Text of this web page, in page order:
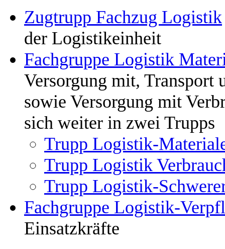
Zugtrupp Fachzug Logistik
der Logistikeinheit
Fachgruppe Logistik
Versorgung mit, Transport
sowie Versorgung mit
sich weiter in zwei Trupps
Trupp Logistik-
Trupp Logistik
Trupp Logistik-
Fachgruppe Logistik-
Einsatzkräfte